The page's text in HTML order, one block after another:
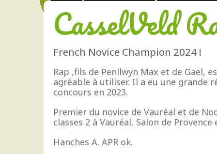
CasselVeld
French Novice Champion 2024 !
Rap ,fils de Penllwyn Max et de Gael,
agréable à utiliser. Il a eu une grande
concours en 2023.
Premier du novice de Vauréal et de
classes 2 à Vauréal, Salon de Provence
Hanches A. APR ok.